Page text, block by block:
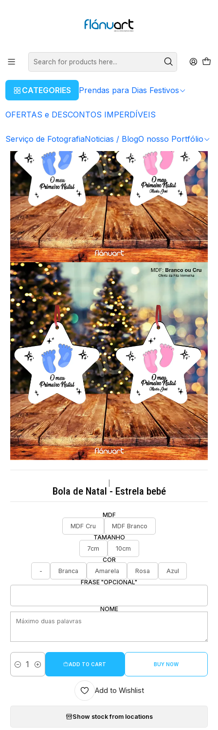
CATEGORIES Prendas para Dias Festivos
OFERTAS e DESCONTOS IMPERDÍVEIS
Serviço de FotografiaNoticias / BlogO nosso Portfólio
Prendas para Dias Festivos
Bola de Natal - Estrela bebé
MDF
MDF Cru
MDF Branco
TAMANHO
7cm
10cm
COR
-
Branca Amarela Rosa
Azul
FRASE "OPCIONAL"
NOME
Quantity
ADD TO CART BUY NOW
Add to Wishlist
Show stock from locations